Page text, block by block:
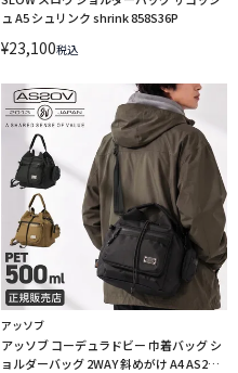
ュ A5 シュリンク shrink 858S36P
¥23,100税込
アッソブ
アッソブ コーデュラドビー 巾着バッグ シ
ョルダーバッグ 2WAY 斜めがけ A4 AS2OV